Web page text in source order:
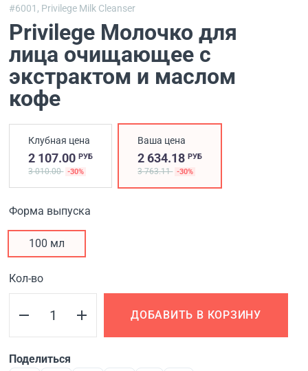
#6001, Privilege Milk Cleanser
Privilege Молочко для
лица очищающее с
экстрактом и маслом
кофе
Клубная цена
2 107.00 РУБ
3 010.00 -30%
Ваша цена
2 634.18РУБ
3 763.11 -30%
Форма выпуска
100 мл
Кол-во
ДОБАВИТЬ В КОРЗИНУ
Поделиться